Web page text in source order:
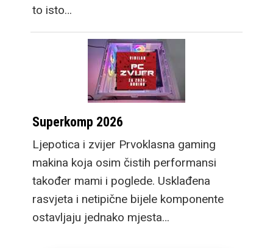
to isto…
Superkomp 2026
Ljepotica i zvijer Prvoklasna gaming
makina koja osim čistih performansi
također mami i poglede. Usklađena
rasvjeta i netipične bijele komponente
ostavljaju jednako mjesta…